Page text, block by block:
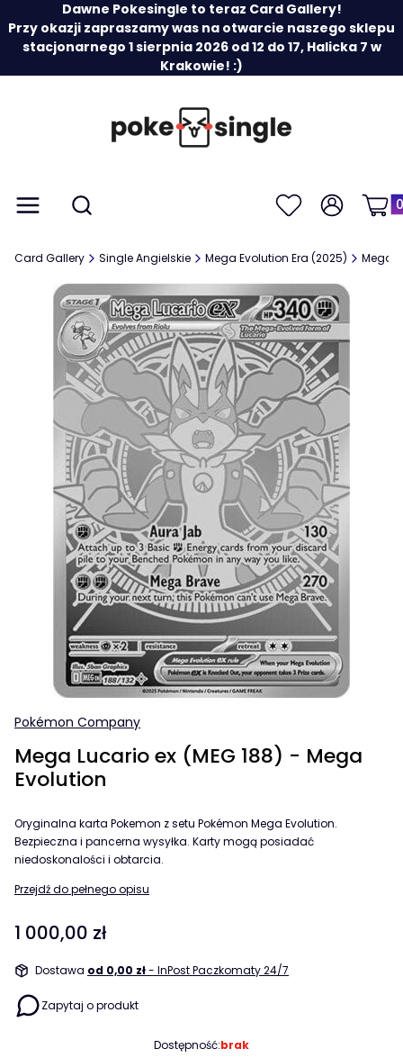
Dawne Pokesingle to teraz Card Gallery!
Przy okazji zapraszamy was na otwarcie naszego sklepu
stacjonarnego 1 sierpnia 2026 od 12 do 17, Halicka 7 w
Krakowie! :)
Menu Otwórz wyszukiwarkę
Szukaj UlubioneZaloguj się
Card Gallery Single Angielskie Mega Evolution Era (2025) Mega
Pokémon Company
Mega Lucario ex (MEG 188) - Mega
Evolution
Oryginalna karta Pokemon z setu Pokémon Mega Evolution.
Bezpieczna i pancerna wysyłka. Karty mogą posiadać
niedoskonalości i obtarcia.
Przejdź do pełnego opisu
Cena
1 000,00 zł
Dostawa od 0,00 zł- InPost Paczkomaty 24/7
Zapytaj o produkt
Dostępność:brak